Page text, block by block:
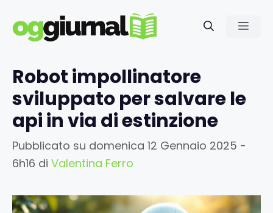
contenuto
Robot impollinatore
sviluppato per salvare le
api in via di estinzione
Pubblicato su domenica 12 Gennaio 2025 -
6h16 di Valentina Ferro